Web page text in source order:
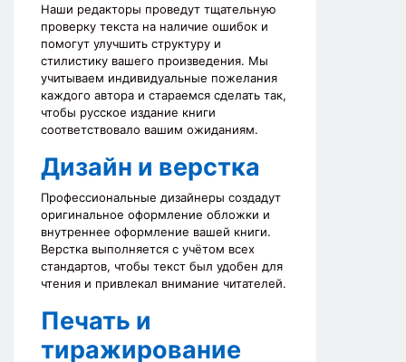
Наши редакторы проведут тщательную
проверку текста на наличие ошибок и
помогут улучшить структуру и
стилистику вашего произведения. Мы
учитываем индивидуальные пожелания
каждого автора и стараемся сделать так,
чтобы русское издание книги
соответствовало вашим ожиданиям.
Дизайн и верстка
Профессиональные дизайнеры создадут
оригинальное оформление обложки и
внутреннее оформление вашей книги.
Верстка выполняется с учётом всех
стандартов, чтобы текст был удобен для
чтения и привлекал внимание читателей.
Печать и
тиражирование